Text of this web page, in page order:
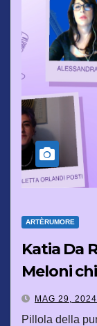
ARTÈRUMORE
Katia Da
Meloni
stereotipi
MAG 29, 2024
Pillola della